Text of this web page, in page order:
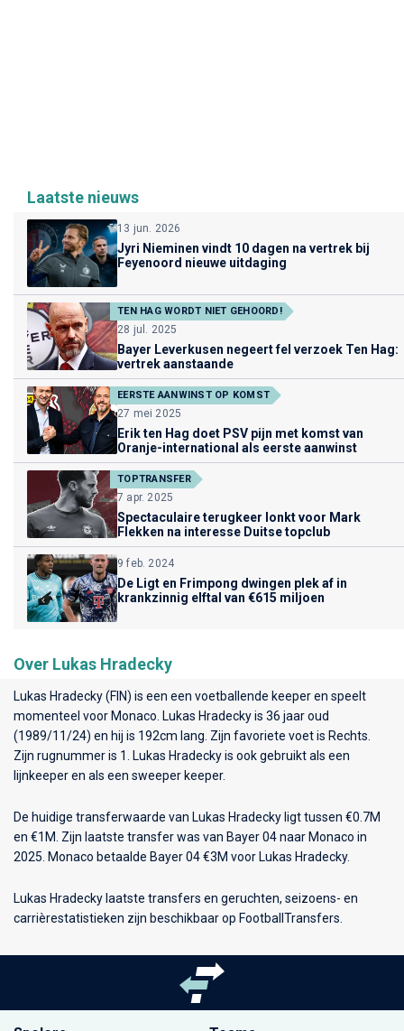
Laatste nieuws
13 jun. 2026
Jyri Nieminen vindt 10 dagen na vertrek bij
Feyenoord nieuwe uitdaging
TEN HAG WORDT NIET GEHOORD!
28 jul. 2025
Bayer Leverkusen negeert fel verzoek Ten Hag:
vertrek aanstaande
EERSTE AANWINST OP KOMST
27 mei 2025
Erik ten Hag doet PSV pijn met komst van
Oranje-international als eerste aanwinst
TOPTRANSFER
7 apr. 2025
Spectaculaire terugkeer lonkt voor Mark
Flekken na interesse Duitse topclub
9 feb. 2024
De Ligt en Frimpong dwingen plek af in
krankzinnig elftal van €615 miljoen
Over Lukas Hradecky
Lukas Hradecky (FIN) is een een voetballende keeper en speelt
momenteel voor Monaco . Lukas Hradecky is 36 jaar oud
(1989/11/24) en hij is 192cm lang. Zijn favoriete voet is Rechts.
Zijn rugnummer is 1. Lukas Hradecky is ook gebruikt als een
lijnkeeper en als een sweeper keeper.
De huidige transferwaarde van Lukas Hradecky ligt tussen €0.7M
en €1M. Zijn laatste transfer was van Bayer 04 naar Monaco in
2025. Monaco betaalde Bayer 04 €3M voor Lukas Hradecky.
Lukas Hradecky laatste transfers en geruchten, seizoens- en
carrièrestatistieken zijn beschikbaar op FootballTransfers.